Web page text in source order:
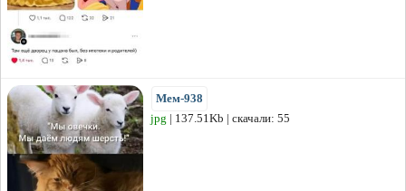
Мем-938
jpg | 137.51Kb | скачали: 55